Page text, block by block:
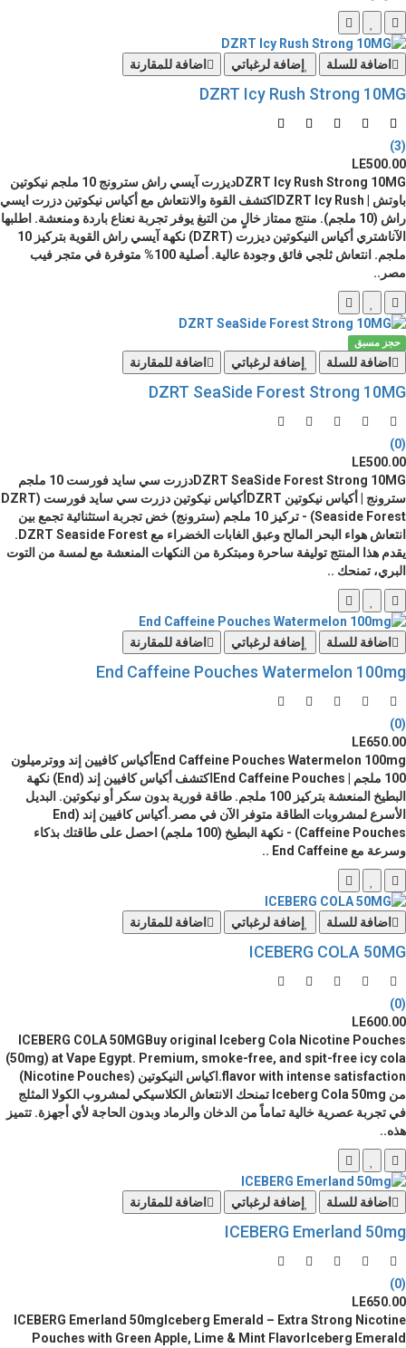
اضافة للسلة إضافة لرغباتي اضافة للمقارنة
DZRT Icy Rush Strong 10MG
(3)
LE500.00
DZRT Icy Rush Strong 10MGديزرت آيسي راش سترونج 10 ملجم نيكوتين
باوتش | DZRT Icy Rushاكتشف القوة والانتعاش مع أكياس نيكوتين دزرت ايسي
راش (10 ملجم). منتج ممتاز خالٍ من التبغ يوفر تجربة نعناع باردة ومنعشة. اطلبها
الآناشتري أكياس النيكوتين ديزرت (DZRT) نكهة آيسي راش القوية بتركيز 10
ملجم. انتعاش ثلجي فائق وجودة عالية. أصلية 100% متوفرة في متجر فيب
مصر..
حجز مسبق
اضافة للسلة إضافة لرغباتي اضافة للمقارنة
DZRT SeaSide Forest Strong 10MG
(0)
LE500.00
DZRT SeaSide Forest Strong 10MGدزرت سي سايد فورست 10 ملجم
سترونج | أكياس نيكوتين DZRTأكياس نيكوتين دزرت سي سايد فورست (DZRT
Seaside Forest) - تركيز 10 ملجم (سترونج) خض تجربة استثنائية تجمع بين
انتعاش هواء البحر المالح وعبق الغابات الخضراء مع DZRT Seaside Forest.
يقدم هذا المنتج توليفة ساحرة ومبتكرة من النكهات المنعشة مع لمسة من التوت
البري، تمنحك ..
اضافة للسلة إضافة لرغباتي اضافة للمقارنة
End Caffeine Pouches Watermelon 100mg
(0)
LE650.00
End Caffeine Pouches Watermelon 100mgأكياس كافيين إند ووترميلون
100 ملجم | End Caffeine Pouchesاكتشف أكياس كافيين إند (End) نكهة
البطيخ المنعشة بتركيز 100 ملجم. طاقة فورية بدون سكر أو نيكوتين. البديل
الأسرع لمشروبات الطاقة متوفر الآن في مصر.أكياس كافيين إند (End
Caffeine Pouches) - نكهة البطيخ (100 ملجم) احصل على طاقتك بذكاء
وسرعة مع End Caffeine ..
اضافة للسلة إضافة لرغباتي اضافة للمقارنة
ICEBERG COLA 50MG
(0)
LE600.00
ICEBERG COLA 50MGBuy original Iceberg Cola Nicotine Pouches
(50mg) at Vape Egypt. Premium, smoke-free, and spit-free icy cola
flavor with intense satisfaction.اكياس النيكوتين (Nicotine Pouches)
من Iceberg Cola 50mg تمنحك الانتعاش الكلاسيكي لمشروب الكولا المثلج
في تجربة عصرية خالية تماماً من الدخان والرماد وبدون الحاجة لأي أجهزة. تتميز
هذه..
اضافة للسلة إضافة لرغباتي اضافة للمقارنة
ICEBERG Emerland 50mg
(0)
LE650.00
ICEBERG Emerland 50mgIceberg Emerald – Extra Strong Nicotine
Pouches with Green Apple, Lime & Mint FlavorIceberg Emerald